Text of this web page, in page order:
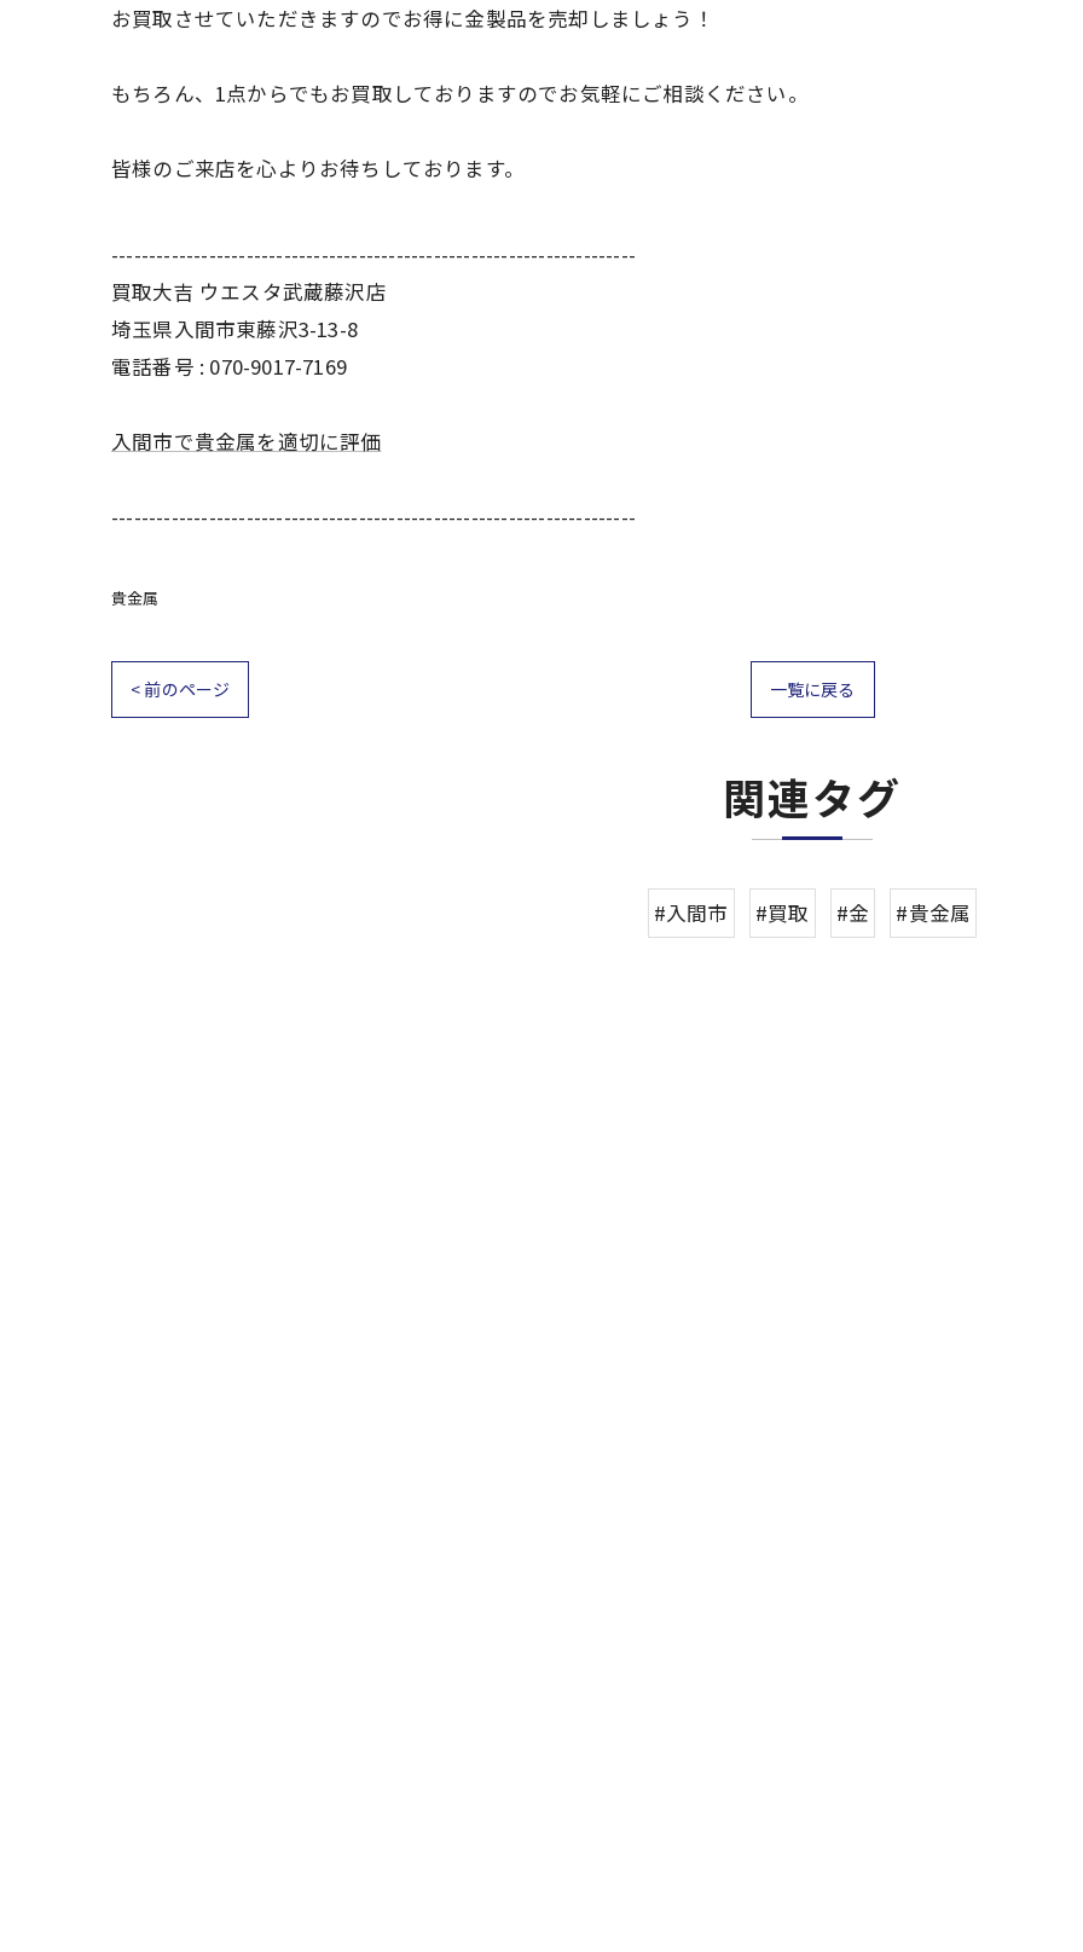
お買取させていただきますのでお得に金製品を売却しましょう！
もちろん、1点からでもお買取しておりますのでお気軽にご相談ください。
皆様のご来店を心よりお待ちしております。
----------------------------------------------------------------------
買取大吉 ウエスタ武蔵藤沢店
埼玉県入間市東藤沢3-13-8
電話番号 : 070-9017-7169
入間市で貴金属を適切に評価
----------------------------------------------------------------------
貴金属
< 前のページ 一覧に戻る
関連タグ
#入間市 #買取 #金 #貴金属